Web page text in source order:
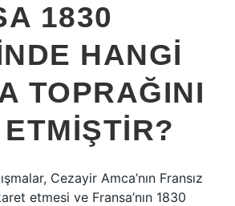
1830
HANGI
TOPRAĞINI
Cezayir Amca’nın Fransız
etmesi ve Fransa’nın 1830